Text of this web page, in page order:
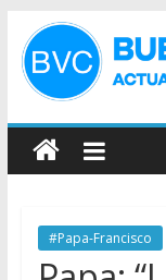
#Papa-Francisco